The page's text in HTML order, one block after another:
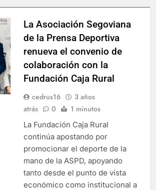
La Asociación Segoviana
de la Prensa Deportiva
renueva el convenio de
colaboración con la
Fundación Caja Rural
cedrus16
3 años
atrás
0 1 minutos
La Fundación Caja Rural
continúa apostando por
promocionar el deporte de la
mano de la ASPD, apoyando
tanto desde el punto de vista
económico como institucional a